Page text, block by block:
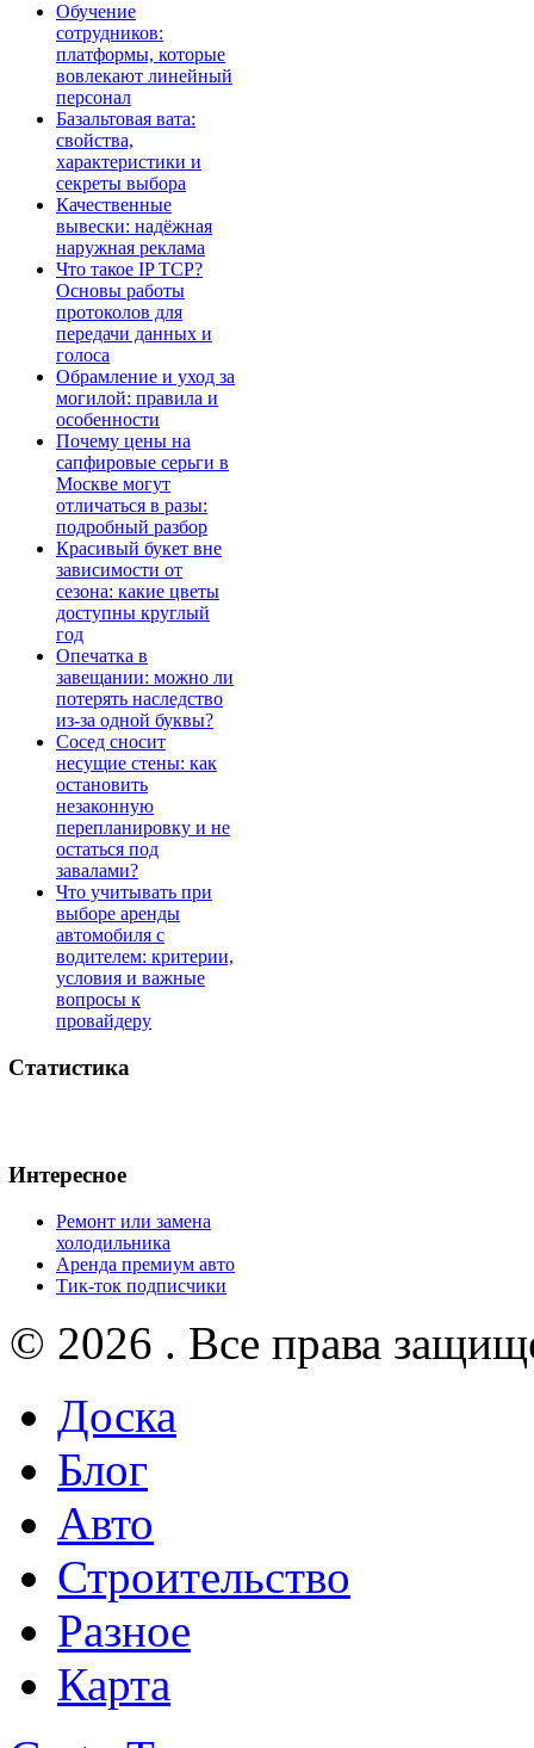
Обучение
сотрудников:
платформы, которые
вовлекают линейный
персонал
Базальтовая вата:
свойства,
характеристики и
секреты выбора
Качественные
вывески: надёжная
наружная реклама
Что такое IP TCP?
Основы работы
протоколов для
передачи данных и
голоса
Обрамление и уход за
могилой: правила и
особенности
Почему цены на
сапфировые серьги в
Москве могут
отличаться в разы:
подробный разбор
Красивый букет вне
зависимости от
сезона: какие цветы
доступны круглый
год
Опечатка в
завещании: можно ли
потерять наследство
из-за одной буквы?
Сосед сносит
несущие стены: как
остановить
незаконную
перепланировку и не
остаться под
завалами?
Что учитывать при
выборе аренды
автомобиля с
водителем: критерии,
условия и важные
вопросы к
провайдеру
Статистика
Интересное
Ремонт или замена
холодильника
Аренда премиум авто
Тик-ток подписчики
© 2026 . Все права
Доска
Блог
Авто
Строительство
Разное
Карта